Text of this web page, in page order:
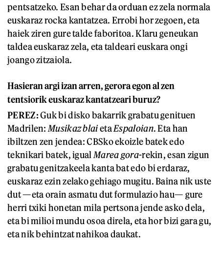
pentsatzeko. Esan behar da orduan ez zela normala
euskaraz rocka kantatzea. Errobi hor zegoen, eta
haiek ziren gure talde faboritoa. Klaru geneukan
taldea euskaraz zela, eta taldeari euskara ongi
joango zitzaiola.
Hasieran argi izan arren, gerora egon al zen
tentsiorik euskaraz kantatzeari buruz?
PEREZ:Guk bi disko bakarrik grabatu genituen
Madrilen: Musikaz blaietaEspaloian. Eta han
ibiltzen zen jendea: CBSko ekoizle batek edo
teknikari batek, igual Marea gora-rekin, esan zigun
grabatu genitzakeela kanta bat edo bi erdaraz,
euskaraz ezin zelako gehiago mugitu. Baina nik uste
dut —eta orain asmatu dut formulazio hau— gure
herri txiki honetan mila pertsona jende asko dela,
eta bi milioi mundu osoa direla, eta hor bizi gara gu,
eta nik behintzat nahikoa daukat.